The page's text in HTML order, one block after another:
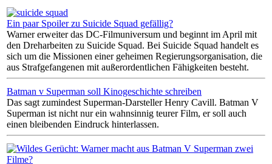
Ein paar Spoiler zu Suicide Squad gefällig?
Warner erweiter das DC-Filmuniversum und beginnt im April mit
den Dreharbeiten zu Suicide Squad. Bei Suicide Squad handelt es
sich um die Missionen einer geheimen Regierungsorganisation, die
aus Strafgefangenen mit außerordentlichen Fähigkeiten besteht.
Batman v Superman soll Kinogeschichte schreiben
Das sagt zumindest Superman-Darsteller Henry Cavill. Batman V
Superman ist nicht nur ein wahnsinnig teurer Film, er soll auch
einen bleibenden Eindruck hinterlassen.